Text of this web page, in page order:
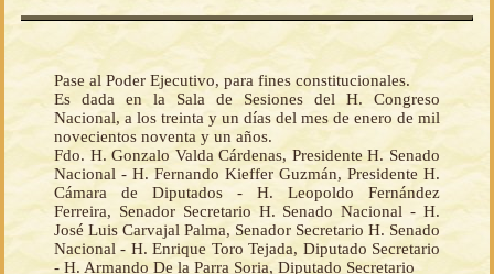
Pase al Poder Ejecutivo, para fines constitucionales.
Es dada en la Sala de Sesiones del H. Congreso
Nacional, a los treinta y un días del mes de enero de mil
novecientos noventa y un años.
Fdo. H. Gonzalo Valda Cárdenas, Presidente H. Senado
Nacional - H. Fernando Kieffer Guzmán, Presidente H.
Cámara de Diputados - H. Leopoldo Fernández
Ferreira, Senador Secretario H. Senado Nacional - H.
José Luis Carvajal Palma, Senador Secretario H. Senado
Nacional - H. Enrique Toro Tejada, Diputado Secretario
- H. Armando De la Parra Soria, Diputado Secretario